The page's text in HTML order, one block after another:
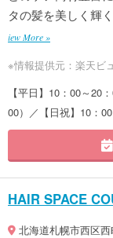
タの髪を美しく輝
iew More »
※情報提供元：楽天ビ
【平日】10：00～20
00）／【日祝】10：
HAIR SPACE
北海道札幌市西区